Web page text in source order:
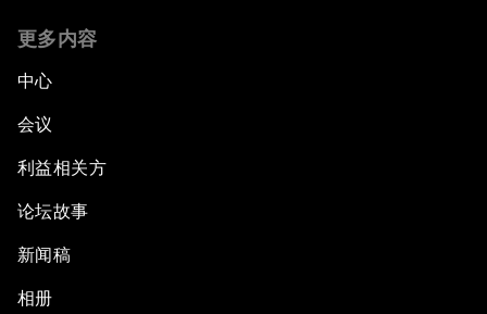
更多内容
中心
会议
利益相关方
论坛故事
新闻稿
相册